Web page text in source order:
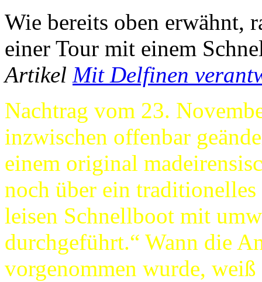
Wie bereits oben erwähnt,
einer Tour mit einem
Artikel Mit Delfinen
Nachtrag vom 23.
inzwischen offenbar
einem original
noch über ein
leisen Schnellboot mit
durchgeführt.“ Wann die
vorgenommen wurde,